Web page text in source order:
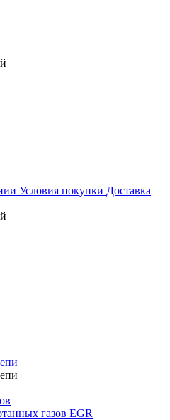
Условия покупки Доставка
газов EGR